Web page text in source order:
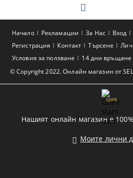
© Copyright 2022. Онлайн магазин от
Начало Рекламации За Нас Вход
Регистрация
Контакт Търсене
Условия за ползване
14 дни връщане
GDPR
Нашият онлайн магазин е
Моите лични